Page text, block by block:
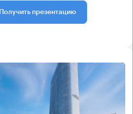
Получить презентацию